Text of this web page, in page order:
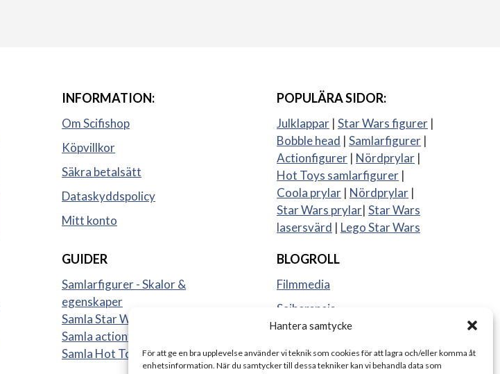
Hantera samtycke
För att ge en bra upplevelse använder vi teknik som cookies för att lagra och/eller komma åt
enhetsinformation. När du samtycker till dessa tekniker kan vi behandla data som
INFORMATION:
Om Scifishop
Köpvillkor
Säkra betalsätt
Dataskyddspolicy
Mitt konto
GUIDER
Samlarfigurer - Skalor &
egenskaper
Samla Star Wars figurer
Samla actionfigurer
Samla Hot Toys
POPULÄRA SIDOR:
Julklappar | Star Wars figurer |
Bobble head | Samlarfigurer |
Actionfigurer | Nördprylar |
Hot Toys samlarfigurer |
Coola prylar | Nördprylar |
Star Wars prylar| Star Wars
lasersvärd | Lego Star Wars
BLOGROLL
Filmmedia
Sajberspejs
Strange things